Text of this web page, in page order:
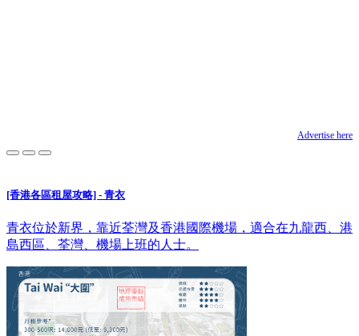
Advertise here
[香港各區租屋攻略] - 青衣
青衣位於新界，靠近荃灣及香港國際機場，適合在九龍西、港
島西區、荃灣、機場上班的人士。